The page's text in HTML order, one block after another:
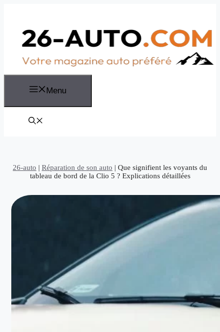
Menu
26-auto | Réparation de son auto | Que signifient les voyants du
tableau de bord de la Clio 5 ? Explications détaillées